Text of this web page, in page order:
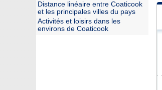
Distance linéaire entre Coaticook
et les principales villes du pays
Activités et loisirs dans les
environs de Coaticook